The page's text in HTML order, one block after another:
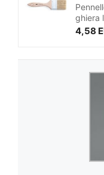
ghiera
4,58